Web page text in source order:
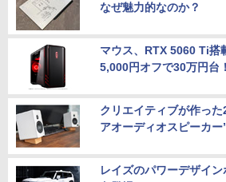
なぜ魅力的なのか？
マウス、RTX 5060 Ti搭
5,000円オフで30万円台！
クリエイティブが作っ
アオーディオスピーカー
レイズのパワーデザイ